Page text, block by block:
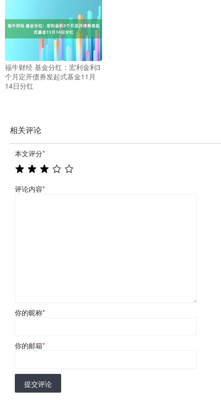
福牛财经 基金分红：宏利金利3
个月定开债券发起式基金11月
14日分红
相关评论
本文评分*
评论内容*
你的昵称*
你的邮箱*
提交评论